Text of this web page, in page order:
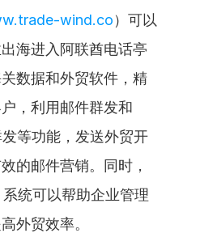
wind.co）可以
海进入阿联酋电话亭
数据和外贸软件，精
，利用邮件群发和
等功能，发送外贸开
的邮件营销。同时，
统可以帮助企业管理
外贸效率。